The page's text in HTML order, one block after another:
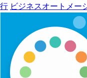
行 ビジネスオートメー